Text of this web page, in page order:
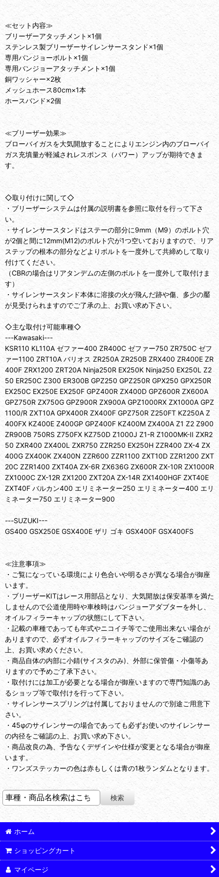
≪セット内容≫
ブリーザーアタッチメント×1個
ステンレス製ブリーザーサイレンサースタンド×1個
専用バンジョーボルト×1個
専用バンジョーアタッチメント×1個
銅ワッシャー×2枚
メッシュホース80cm×1本
ホースバンド×2個
≪ブリーザー効果≫
ブローバイガスを大気開放することによりエンジン内のブローバイ
ガス充填量が軽減されレスポンス（パワー）アップが期待できま
す。
◇取り付けに関して◇
・ブリーザーシステムは付属の説明書を参照に取付を行って下さ
い。
・サイレンサースタンドはステーの部分に9mm（M9）のボルト穴
が2個と間に12mm(M12)のボルト穴が1つ空いておりますので、リア
ステップの根本の部分などよりボルトを一度外して共締めして取り
付けてください。
（CBRの場合はリアタンデムの左側のボルトを一度外して取付けま
す）
・サイレンサースタンド本体に溶接の火が飛んだ跡や傷、多少の靨
が見受けられますのでご了承の上、お買い求め下さい。
◇主な取付け可能車種◇
---Kawasaki---
KSR110 KL110A ゼファー400 ZR400C ゼファー750 ZR750C ゼフ
ァー1100 ZRT10A バリオス ZR250A ZR250B ZRX400 ZR400E ZR
400F ZRX1200 ZRT20A Ninja250R EX250K Ninja250 EX250L Z2
50 ER250C Z300 ER300B GPZ250 GPZ250R GPX250 GPX250R
EX250C EX250E EX250F GPZ400R ZX400D GPZ600R ZX600A
GPZ750R ZX750G GPZ900R ZX900A GPZ1000RX ZX1000A GPZ
1100/R ZXT10A GPX400R ZX400F GPZ750R Z250FT KZ250A Z
400FX KZ400E Z400GP GPZ400F KZ400M ZX400A Z1 Z2 Z900
ZR900B 750RS Z750FX KZ750D Z1000J Z1-R Z1000MK-II ZXR2
50 ZXR400 ZX400L ZXR750 ZZR250 EX250H ZZR400 ZX-4 ZX
400G ZX400K ZX400N ZZR600 ZZR1100 ZXT10D ZZR1200 ZXT
20C ZZR1400 ZXT40A ZX-6R ZX636G ZX600R ZX-10R ZX1000R
ZX1000C ZX-12R ZX1200 ZXT20A ZX-14R ZX1400HGF ZXT40E
ZXT40F バルカン400 エリミネーター250 エリミネーター400 エリ
ミネーター750 エリミネーター900
---SUZUKI---
GS400 GSX250E GSX400E ザリ ゴキ GSX400F GSX400FS
≪注意事項≫
・ご覧になっている環境により色合いや明るさが異なる場合が御座
います。
・ブリーザーKITはレース用部品となり、大気開放は保安基準を満た
しませんので公道使用時や車検時はバンジョーアダブターを外し、
オイルフィラーキャップの状態にして下さい。
・記載の車種であっても年式やニコイチ等でご使用出来ない場合が
ありますので、必ずオイルフィラーキャップのサイズをご確認の
上、お買い求めください。
・商品自体の内部に小錆(サイスタのみ)、外部に保管傷・小傷等あ
りますので予めご了承下さい。
・取付けには加工が必要となる場合が御座いますので専門知識のあ
るショップ等で取付けを行って下さい。
・サイレンサースプリングは付属しておりませんので別途ご用意下
さい。
・45φのサイレンサーの場合であっても必ずお使いのサイレンサー
の内径をご確認の上、お買い求め下さい。
・商品改良の為、予告なくデザインや仕様が変更となる場合が御座
います。
・ワンズステッカーの色は赤もしくは青の1枚ランダムとなります。
ホーム
ショッピングカート
マイページ